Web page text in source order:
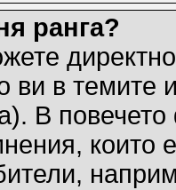
ранга?
ви в темите
В повечето
които